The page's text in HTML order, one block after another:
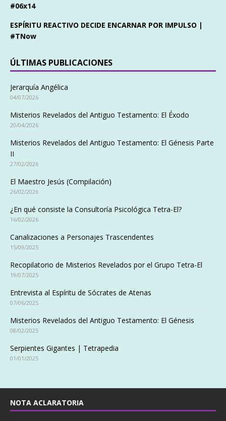
#06x14
ESPÍRITU REACTIVO DECIDE ENCARNAR POR IMPULSO |
#TNow
ÚLTIMAS PUBLICACIONES
Jerarquía Angélica
04/07/2026
Misterios Revelados del Antiguo Testamento: El Éxodo
20/04/2026
Misterios Revelados del Antiguo Testamento: El Génesis Parte
II
27/02/2026
El Maestro Jesús (Compilación)
26/02/2026
¿En qué consiste la Consultoría Psicológica Tetra-El?
16/02/2026
Canalizaciones a Personajes Trascendentes
15/09/2025
Recopilatorio de Misterios Revelados por el Grupo Tetra-El
19/07/2025
Entrevista al Espíritu de Sócrates de Atenas
07/06/2025
Misterios Revelados del Antiguo Testamento: El Génesis
08/02/2025
Serpientes Gigantes | Tetrapedia
01/01/2025
NOTA ACLARATORIA